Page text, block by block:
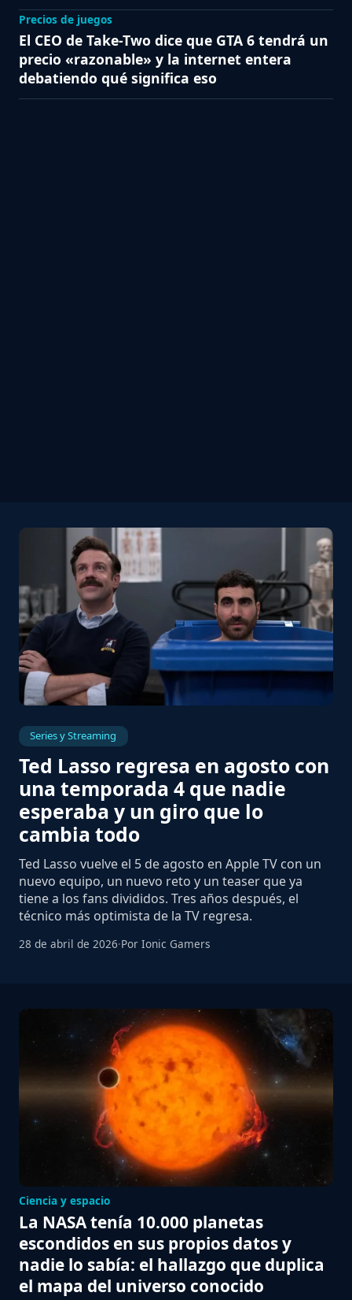
Precios de juegos
El CEO de Take-Two dice que GTA 6 tendrá un
precio «razonable» y la internet entera
debatiendo qué significa eso
Series y Streaming
Ted Lasso regresa en agosto con
una temporada 4 que nadie
esperaba y un giro que lo
cambia todo
Ted Lasso vuelve el 5 de agosto en Apple TV con un
nuevo equipo, un nuevo reto y un teaser que ya
tiene a los fans divididos. Tres años después, el
técnico más optimista de la TV regresa.
28 de abril de 2026·Por Ionic Gamers
Ciencia y espacio
La NASA tenía 10.000 planetas
escondidos en sus propios datos y
nadie lo sabía: el hallazgo que duplica
el mapa del universo conocido